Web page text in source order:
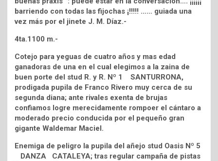
barriendo con todas las fijochas ¡!!!!! …… guiada una
vez más por el jinete J. M. Díaz.-
4ta.1100 m.-
Cotejo para yeguas de cuatro años y mas edad
ganadoras de una en el cual elegimos a la zaina de
buen porte del stud R. y R. Nº 1 SANTURRONA,
prodigada pupila de Franco Rivero muy cerca de su
segunda diana; ante rivales exenta de brujas
confiamos logre merecidamente rompoer el cántaro a
moderado precio conducida por el pequeño gran
gigante Waldemar Maciel.
Enemiga de peligro la pupila del añejo stud Oasis Nº 5
DANZA CATALEYA; tras regular campaña de pistas